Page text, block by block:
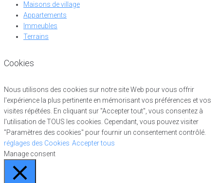
Maisons de village
Appartements
Immeubles
Terrains
Cookies
Nous utilisons des cookies sur notre site Web pour vous offrir
l'expérience la plus pertinente en mémorisant vos préférences et vos
visites répétées. En cliquant sur "Accepter tout", vous consentez à
l'utilisation de TOUS les cookies. Cependant, vous pouvez visiter
"Paramètres des cookies" pour fournir un consentement contrôlé.
réglages des Cookies Accepter tous
Manage consent